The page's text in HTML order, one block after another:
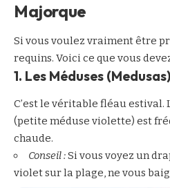
Majorque
Si vous voulez vraiment être
requins. Voici ce que vous
1. Les Méduses
C’est le véritable fléau estival.
(petite méduse violette) est
chaude.
Conseil :Si vous voyez un
violet sur la plage, ne vous